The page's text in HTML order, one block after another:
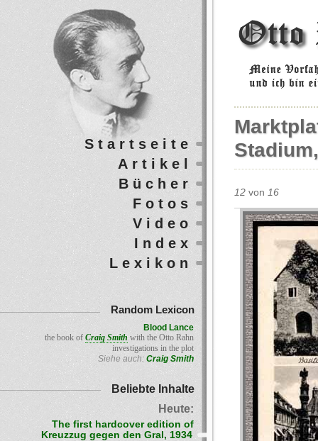
12 von 16
Startseite
Artikel
Bücher
Fotos
Video
Index
Lexikon
Random Lexicon
Blood Lance
the book of Craig Smith with the Otto Rahn
investigations in the plot
Siehe auch: Craig Smith
Beliebte Inhalte
Heute:
The first hardcover edition of
Kreuzzug gegen den Gral, 1934